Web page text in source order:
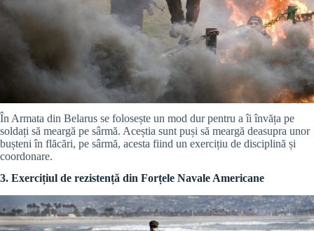
În Armata din Belarus se folosește un mod dur pentru a îi învăța pe
soldați să meargă pe sârmă. Aceștia sunt puși să meargă deasupra unor
bușteni în flăcări, pe sârmă, acesta fiind un exercițiu de disciplină și
coordonare.
3. Exercițiul de rezistență din Forțele Navale Americane